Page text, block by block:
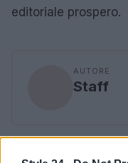
editoriale prospero.
AUTORE
Staff